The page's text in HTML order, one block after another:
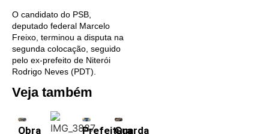
O candidato do PSB,
deputado federal Marcelo
Freixo, terminou a disputa na
segunda colocação, seguido
pelo ex-prefeito de Niterói
Rodrigo Neves (PDT).
Veja também
Obra PrefeituraGuarda